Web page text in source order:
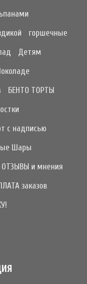
горшечные
Детям
БЕНТО ТОРТЫ
с надписью
Шары
ОТЗЫВЫ и мнения
заказов